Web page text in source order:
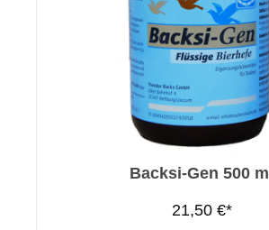
Backsi-Gen 500 ml
21,50 €*